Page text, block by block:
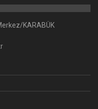
KARABÜK